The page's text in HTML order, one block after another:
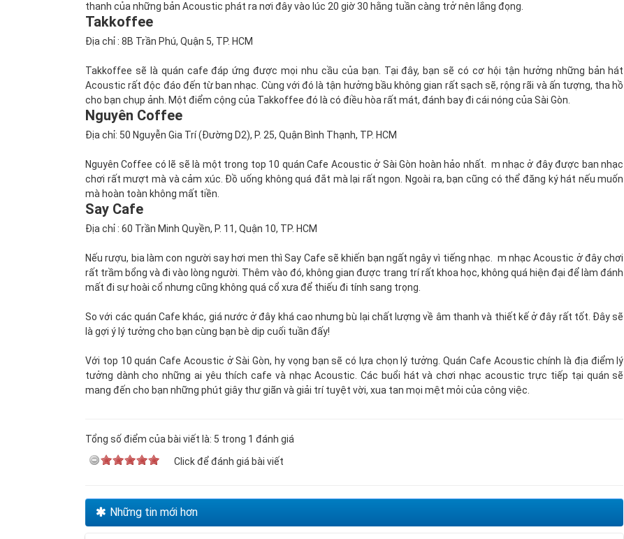
thanh của những bản Acoustic phát ra nơi đây vào lúc 20 giờ 30 hằng tuần càng trở nên lắng đọng.
Takkoffee
Địa chỉ : 8B Trần Phú, Quận 5, TP. HCM
Takkoffee sẽ là quán cafe đáp ứng được mọi nhu cầu của bạn. Tại đây, bạn sẽ có cơ hội tận hưởng những bản hát
Acoustic rất độc đáo đến từ ban nhạc. Cùng với đó là tận hưởng bầu không gian rất sạch sẽ, rộng rãi và ấn tượng, tha hồ
cho bạn chụp ảnh. Một điểm cộng của Takkoffee đó là có điều hòa rất mát, đánh bay đi cái nóng của Sài Gòn.
Nguyên Coffee
Địa chỉ: 50 Nguyễn Gia Trí (Đường D2), P. 25, Quận Bình Thạnh, TP. HCM
Nguyên Coffee có lẽ sẽ là một trong top 10 quán Cafe Acoustic ở Sài Gòn hoàn hảo nhất. m nhạc ở đây được ban nhạc
chơi rất mượt mà và cảm xúc. Đồ uống không quá đắt mà lại rất ngon. Ngoài ra, bạn cũng có thể đăng ký hát nếu muốn
mà hoàn toàn không mất tiền.
Say Cafe
Địa chỉ : 60 Trần Minh Quyền, P. 11, Quận 10, TP. HCM
Nếu rượu, bia làm con người say hơi men thì Say Cafe sẽ khiến bạn ngất ngây vì tiếng nhạc. m nhạc Acoustic ở đây chơi
rất trầm bổng và đi vào lòng người. Thêm vào đó, không gian được trang trí rất khoa học, không quá hiện đại để làm đánh
mất đi sự hoài cổ nhưng cũng không quá cổ xưa để thiếu đi tính sang trọng.
So với các quán Cafe khác, giá nước ở đây khá cao nhưng bù lại chất lượng về âm thanh và thiết kế ở đây rất tốt. Đây sẽ
là gợi ý lý tưởng cho bạn cùng bạn bè dịp cuối tuần đấy!
Với top 10 quán Cafe Acoustic ở Sài Gòn, hy vọng bạn sẽ có lựa chọn lý tưởng. Quán Cafe Acoustic chính là địa điểm lý
tưởng dành cho những ai yêu thích cafe và nhạc Acoustic. Các buổi hát và chơi nhạc acoustic trực tiếp tại quán sẽ
mang đến cho bạn những phút giây thư giãn và giải trí tuyệt vời, xua tan mọi mệt mỏi của công việc.
Tổng số điểm của bài viết là: 5 trong 1 đánh giá
Click để đánh giá bài viết
Những tin mới hơn